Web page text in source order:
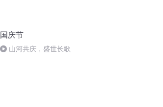
国庆节
山河共庆，盛世长歌